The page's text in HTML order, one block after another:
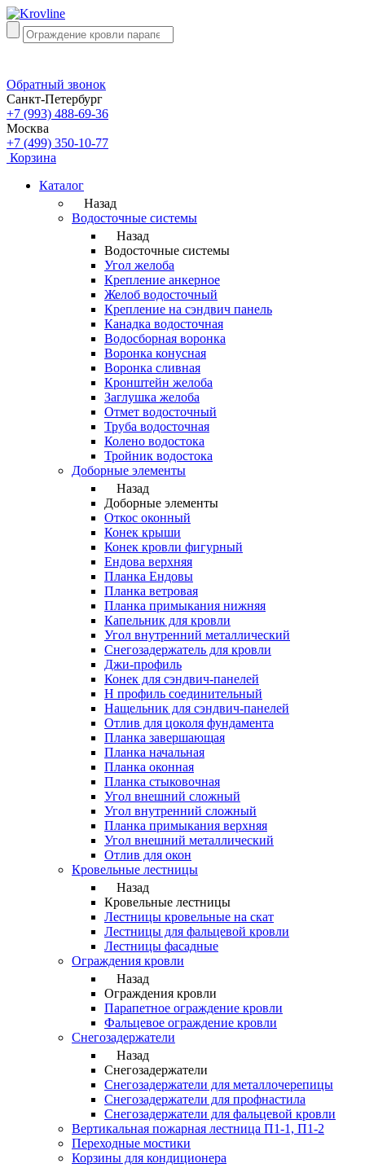
Обратный звонок
Санкт-Петербург
+7 (993) 488-69-36
Москва
+7 (499) 350-10-77
Корзина
Каталог
Назад
Водосточные системы
Назад
Водосточные системы
Угол желоба
Крепление анкерное
Желоб водосточный
Крепление на сэндвич панель
Канадка водосточная
Водосборная воронка
Воронка конусная
Воронка сливная
Кронштейн желоба
Заглушка желоба
Отмет водосточный
Труба водосточная
Колено водостока
Тройник водостока
Доборные элементы
Назад
Доборные элементы
Откос оконный
Конек крыши
Конек кровли фигурный
Ендова верхняя
Планка Ендовы
Планка ветровая
Планка примыкания нижняя
Капельник для кровли
Угол внутренний металлический
Снегозадержатель для кровли
Джи-профиль
Конек для сэндвич-панелей
Н профиль соединительный
Нащельник для сэндвич-панелей
Отлив для цоколя фундамента
Планка завершающая
Планка начальная
Планка оконная
Планка стыковочная
Угол внешний сложный
Угол внутренний сложный
Планка примыкания верхняя
Угол внешний металлический
Отлив для окон
Кровельные лестницы
Назад
Кровельные лестницы
Лестницы кровельные на скат
Лестницы для фальцевой кровли
Лестницы фасадные
Ограждения кровли
Назад
Ограждения кровли
Парапетное ограждение кровли
Фальцевое ограждение кровли
Снегозадержатели
Назад
Снегозадержатели
Снегозадержатели для металлочерепицы
Снегозадержатели для профнастила
Снегозадержатели для фальцевой кровли
Вертикальная пожарная лестница П1-1, П1-2
Переходные мостики
Корзины для кондиционера